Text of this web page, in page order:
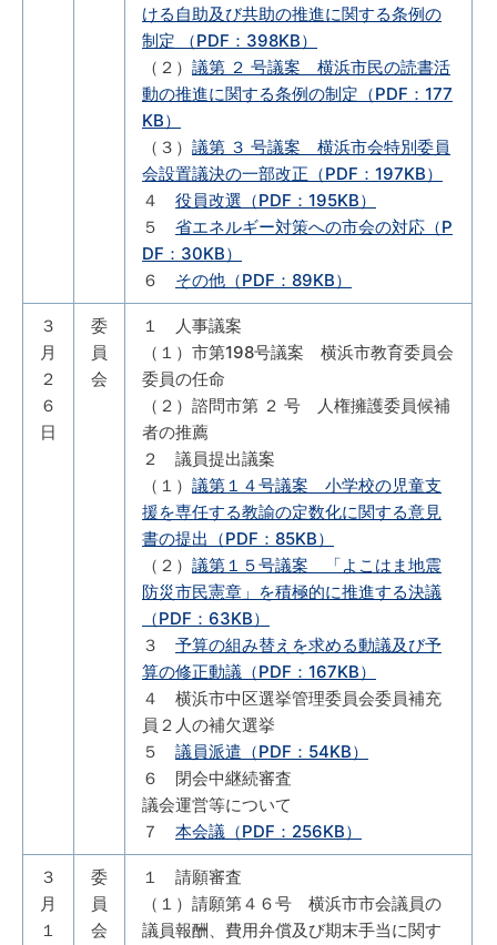
ける自助及び共助の推進に関する条例の
制定 （PDF：398KB）
（２） 議第 ２ 号議案 横浜市民の読書活
動の推進に関する条例の制定（PDF：177
KB）
（３） 議第 ３ 号議案 横浜市会特別委員
会設置議決の一部改正（PDF：197KB）
４ 役員改選（PDF：195KB）
５ 省エネルギー対策への市会の対応（P
DF：30KB）
６ その他（PDF：89KB）
３
月
２
６
日
委
員
会
１ 人事議案
（１）市第198号議案 横浜市教育委員会
委員の任命
（２）諮問市第 ２ 号 人権擁護委員候補
者の推薦
２ 議員提出議案
（１） 議第１４号議案 小学校の児童支
援を専任する教諭の定数化に関する意見
書の提出（PDF：85KB）
（２） 議第１５号議案 「よこはま地震
防災市民憲章」を積極的に推進する決議
（PDF：63KB）
３ 予算の組み替えを求める動議及び予
算の修正動議（PDF：167KB）
４ 横浜市中区選挙管理委員会委員補充
員２人の補欠選挙
５ 議員派遣（PDF：54KB）
６ 閉会中継続審査
議会運営等について
７ 本会議（PDF：256KB）
３
月
１
委
員
会
１ 請願審査
（１）請願第４６号 横浜市市会議員の
議員報酬、費用弁償及び期末手当に関す